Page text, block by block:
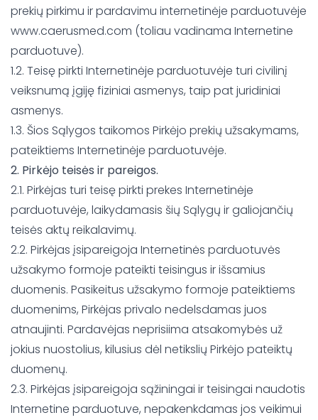
prekių pirkimu ir pardavimu internetinėje parduotuvėje
www.caerusmed.com (toliau vadinama Internetine
parduotuve).
1.2. Teisę pirkti Internetinėje parduotuvėje turi civilinį
veiksnumą įgiję fiziniai asmenys, taip pat juridiniai
asmenys.
1.3. Šios Sąlygos taikomos Pirkėjo prekių užsakymams,
pateiktiems Internetinėje parduotuvėje.
2. Pirkėjo teisės ir pareigos.
2.1. Pirkėjas turi teisę pirkti prekes Internetinėje
parduotuvėje, laikydamasis šių Sąlygų ir galiojančių
teisės aktų reikalavimų.
2.2. Pirkėjas įsipareigoja Internetinės parduotuvės
užsakymo formoje pateikti teisingus ir išsamius
duomenis. Pasikeitus užsakymo formoje pateiktiems
duomenims, Pirkėjas privalo nedelsdamas juos
atnaujinti. Pardavėjas neprisiima atsakomybės už
jokius nuostolius, kilusius dėl netikslių Pirkėjo pateiktų
duomenų.
2.3. Pirkėjas įsipareigoja sąžiningai ir teisingai naudotis
Internetine parduotuve, nepakenkdamas jos veikimui